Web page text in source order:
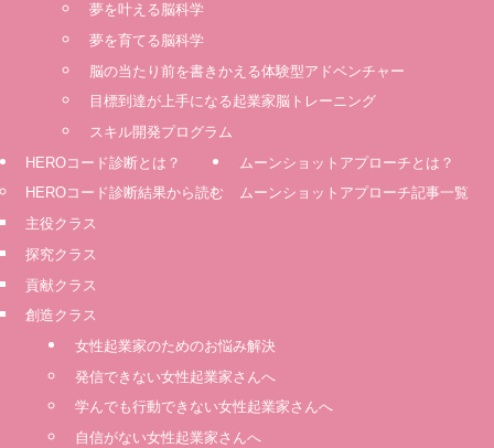
夢を叶える脳科学
夢を育てる脳科学
脳の当たり前を書きかえる体験型アドベンチャー
⽬標到達が上⼿になる起業家脳トレーニング
スキル開発プログラム
HEROコード診断とは？
HEROコード診断結果から読む
主役クラス
探究クラス
貢献クラス
創造クラス
ムーンショットアプローチとは？
ムーンショットアプローチ記事一覧
女性起業家のためのお悩み解決
発信できない女性起業家さんへ
学んでも行動できない女性起業家さんへ
自信がない女性起業家さんへ